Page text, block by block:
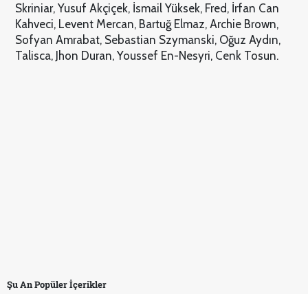
Skriniar, Yusuf Akçiçek, İsmail Yüksek, Fred, İrfan Can
Kahveci, Levent Mercan, Bartuğ Elmaz, Archie Brown,
Sofyan Amrabat, Sebastian Szymanski, Oğuz Aydın,
Talisca, Jhon Duran, Youssef En-Nesyri, Cenk Tosun.
Şu An Popüler İçerikler